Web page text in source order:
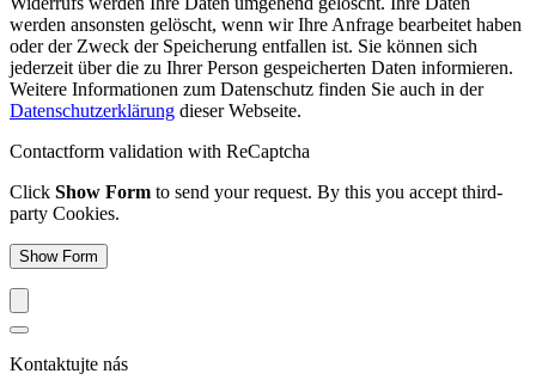
werden ansonsten gelöscht, wenn wir Ihre Anfrage bearbeitet haben
oder der Zweck der Speicherung entfallen ist. Sie können sich
jederzeit über die zu Ihrer Person gespeicherten Daten informieren.
Weitere Informationen zum Datenschutz finden Sie auch in der
Datenschutzerklärung dieser Webseite.
Contactform validation with ReCaptcha
Click Show Form to send your request. By this you accept third-
party Cookies.
Show Form
Kontaktujte nás